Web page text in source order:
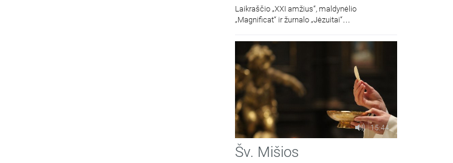
Laikraščio „XXI amžius“, maldynėlio
„Magnificat“ ir žurnalo „Jėzuitai“
15:44
Šv. Mišios